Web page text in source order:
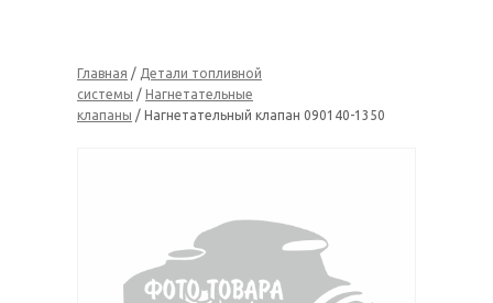
Главная / Детали топливной
системы / Нагнетательные
клапаны / Нагнетательный клапан 090140-1350